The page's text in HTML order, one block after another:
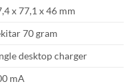
x 77,1 x 46 mm
70 gram
desktop charger
mA